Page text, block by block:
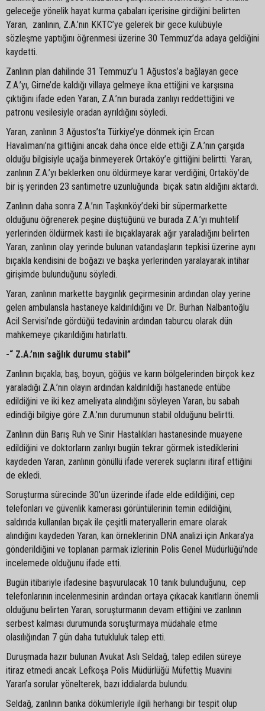
geleceğe yönelik hayat kurma çabaları içerisine girdiğini belirten
Yaran, zanlının, Z.A.’nın KKTC’ye gelerek bir gece kulübüyle
sözleşme yaptığını öğrenmesi üzerine 30 Temmuz’da adaya geldiğini
kaydetti.
Zanlının plan dahilinde 31 Temmuz’u 1 Ağustos’a bağlayan gece
Z.A.’yı, Girne’de kaldığı villaya gelmeye ikna ettiğini ve karşısına
çıktığını ifade eden Yaran, Z.A.’nın burada zanlıyı reddettiğini ve
patronu vesilesiyle oradan ayrıldığını söyledi.
Yaran, zanlının 3 Ağustos’ta Türkiye’ye dönmek için Ercan
Havalimanı’na gittiğini ancak daha önce elde ettiği Z.A.’nın çarşıda
olduğu bilgisiyle uçağa binmeyerek Ortaköy’e gittiğini belirtti. Yaran,
zanlının Z.A.’yı beklerken onu öldürmeye karar verdiğini, Ortaköy’de
bir iş yerinden 23 santimetre uzunluğunda bıçak satın aldığını aktardı.
Zanlının daha sonra Z.A.’nın Taşkınköy’deki bir süpermarkette
olduğunu öğrenerek peşine düştüğünü ve burada Z.A.’yı muhtelif
yerlerinden öldürmek kasti ile bıçaklayarak ağır yaraladığını belirten
Yaran, zanlının olay yerinde bulunan vatandaşların tepkisi üzerine aynı
bıçakla kendisini de boğazı ve başka yerlerinden yaralayarak intihar
girişimde bulunduğunu söyledi.
Yaran, zanlının markette baygınlık geçirmesinin ardından olay yerine
gelen ambulansla hastaneye kaldırıldığını ve Dr. Burhan Nalbantoğlu
Acil Servisi’nde gördüğü tedavinin ardından taburcu olarak dün
mahkemeye çıkarıldığını hatırlattı.
-“ Z.A.’nın sağlık durumu stabil”
Zanlının bıçakla; baş, boyun, göğüs ve karın bölgelerinden birçok kez
yaraladığı Z.A.’nın olayın ardından kaldırıldığı hastanede entübe
edildiğini ve iki kez ameliyata alındığını söyleyen Yaran, bu sabah
edindiği bilgiye göre Z.A.’nın durumunun stabil olduğunu belirtti.
Zanlının dün Barış Ruh ve Sinir Hastalıkları hastanesinde muayene
edildiğini ve doktorların zanlıyı bugün tekrar görmek istediklerini
kaydeden Yaran, zanlının gönüllü ifade vererek suçlarını itiraf ettiğini
de ekledi.
Soruşturma sürecinde 30’un üzerinde ifade elde edildiğini, cep
telefonları ve güvenlik kamerası görüntülerinin temin edildiğini,
saldırıda kullanılan bıçak ile çeşitli materyallerin emare olarak
alındığını kaydeden Yaran, kan örneklerinin DNA analizi için Ankara’ya
gönderildiğini ve toplanan parmak izlerinin Polis Genel Müdürlüğü’nde
incelemede olduğunu ifade etti.
Bugün itibariyle ifadesine başvurulacak 10 tanık bulunduğunu, cep
telefonlarının incelenmesinin ardından ortaya çıkacak kanıtların önemli
olduğunu belirten Yaran, soruşturmanın devam ettiğini ve zanlının
serbest kalması durumunda soruşturmaya müdahale etme
olasılığından 7 gün daha tutukluluk talep etti.
Duruşmada hazır bulunan Avukat Aslı Seldağ, talep edilen süreye
itiraz etmedi ancak Lefkoşa Polis Müdürlüğü Müfettiş Muavini
Yaran’a sorular yönelterek, bazı iddialarda bulundu.
Seldağ, zanlının banka dökümleriyle ilgili herhangi bir tespit olup